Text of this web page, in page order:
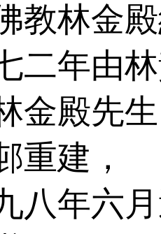
教林金
二年由
金殿先生
重建，
八年六